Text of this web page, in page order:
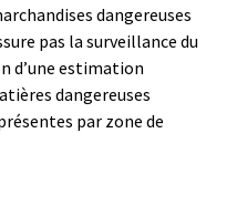
dangereuses
pas la surveillance du
d’une estimation
dangereuses
par zone de